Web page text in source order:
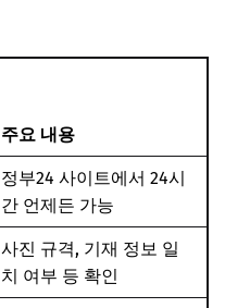
주요 내용
정부24 사이트에서 24시
간 언제든 가능
사진 규격, 기재 정보 일
치 여부 등 확인